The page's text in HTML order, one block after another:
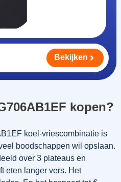
kopen?
koel-vriescombinatie is
boodschappen wil opslaan.
over 3 plateaus en
eten langer vers. Het
Bekijken